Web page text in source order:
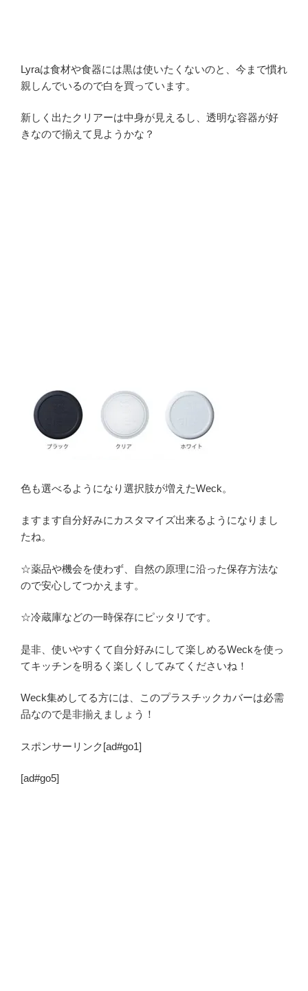
Lyraは食材や食器には黒は使いたくないのと、今まで慣れ
親しんでいるので白を買っています。
新しく出たクリアーは中身が見えるし、透明な容器が好
きなので揃えて見ようかな？
色も選べるようになり選択肢が増えたWeck。
ますます自分好みにカスタマイズ出来るようになりまし
たね。
☆薬品や機会を使わず、自然の原理に沿った保存方法な
ので安心してつかえます。
☆冷蔵庫などの一時保存にピッタリです。
是非、使いやすくて自分好みにして楽しめるWeckを使っ
てキッチンを明るく楽しくしてみてくださいね！
Weck集めしてる方には、このプラスチックカバーは必需
品なので是非揃えましょう！
スポンサーリンク[ad#go1]
[ad#go5]